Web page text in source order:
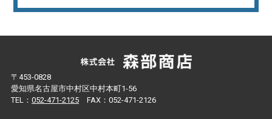
〒453-0828
愛知県名古屋市中村区中村本町1-56
TEL： 052-471-2125FAX：052-471-2126